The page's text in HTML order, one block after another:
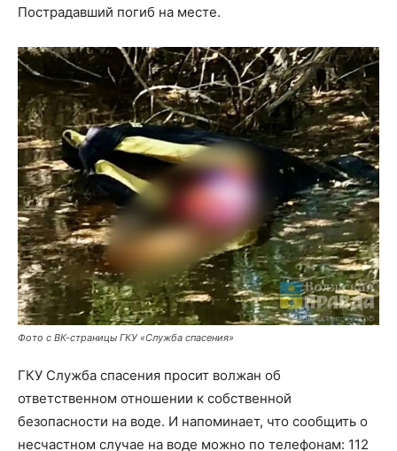
Пострадавший погиб на месте.
Фото с ВК-страницы ГКУ «Служба спасения»
ГКУ Служба спасения просит волжан об
ответственном отношении к собственной
безопасности на воде. И напоминает, что сообщить о
несчастном случае на воде можно по телефонам: 112